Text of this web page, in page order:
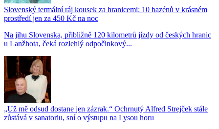
Slovenský termální ráj kousek za hranicemi: 10 bazénů v krásném
prostředí jen za 450 Kč na noc
Na jihu Slovenska, přibližně 120 kilometrů jízdy od českých hranic
u Lanžhota, čeká rozlehlý odpočinkový...
„Už mě odsud dostane jen zázrak.“ Ochrnutý Alfred Strejček stále
zůstává v sanatoriu, sní o výstupu na Lysou horu